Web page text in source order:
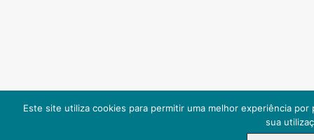
Este site utiliza cookies para permitir uma melhor experiência
sua